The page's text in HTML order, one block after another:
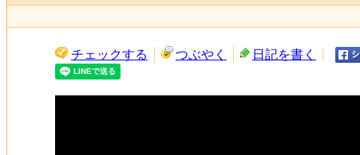
チェックする つぶやく 日記を書く